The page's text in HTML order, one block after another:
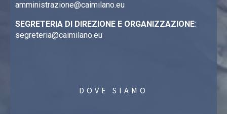
amministrazione@caimilano.eu
SEGRETERIA DI DIREZIONE E ORGANIZZAZIONE:
segreteria@caimilano.eu
DOVE SIAMO